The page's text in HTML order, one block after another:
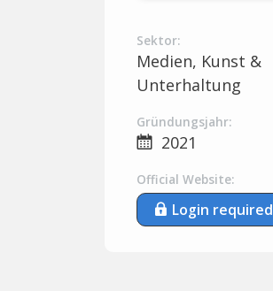
Sektor:
Medien, Kunst &
Unterhaltung
Gründungsjahr:
2021
Official Website:
Login required